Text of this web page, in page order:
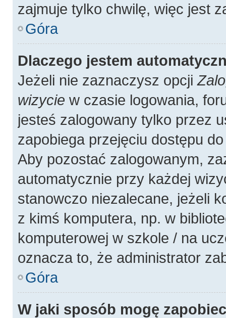
zajmuje tylko chwilę, więc jest
Góra
Dlaczego jestem
Jeżeli nie zaznaczysz opcji
wizycie w czasie logowania,
jesteś zalogowany tylko przez
zapobiega przejęciu dostępu
Aby pozostać zalogowanym,
automatycznie przy każdej
stanowczo niezalecane, jeżeli
z kimś komputera, np. w
komputerowej w szkole / na
oznacza to, że administrator
Góra
W jaki sposób mogę